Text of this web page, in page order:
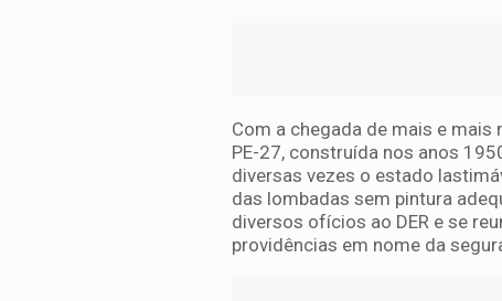
Com a chegada de mais e
PE-27, construída nos anos
diversas vezes o estado
das lombadas sem pintura
diversos ofícios ao DER e se
providências em nome da